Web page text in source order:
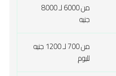
من 6000 لـ 8000
جنيه
من 700 لـ 1200 جنيه
لليوم